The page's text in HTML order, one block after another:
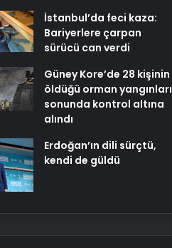
İstanbul’da feci kaza:
Bariyerlere çarpan
sürücü can verdi
Güney Kore’de 28 kişinin
öldüğü orman yangınları
sonunda kontrol altına
alındı
Erdoğan’ın dili sürçtü,
kendi de güldü